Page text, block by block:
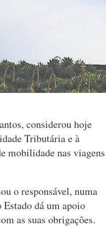
considerou hoje
Tributária e à
mobilidade nas viagens
o responsável, numa
dá um apoio
as suas obrigações.